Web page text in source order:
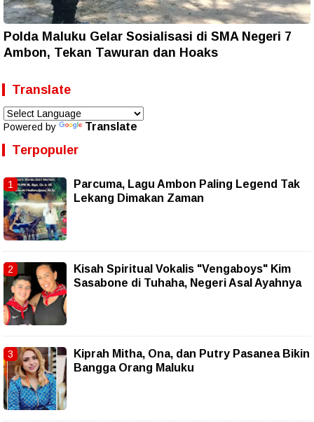
Polda Maluku Gelar Sosialisasi di SMA Negeri 7
Ambon, Tekan Tawuran dan Hoaks
Translate
Powered by Translate
Terpopuler
Parcuma, Lagu Ambon Paling Legend Tak
Lekang Dimakan Zaman
Kisah Spiritual Vokalis "Vengaboys" Kim
Sasabone di Tuhaha, Negeri Asal Ayahnya
Kiprah Mitha, Ona, dan Putry Pasanea Bikin
Bangga Orang Maluku